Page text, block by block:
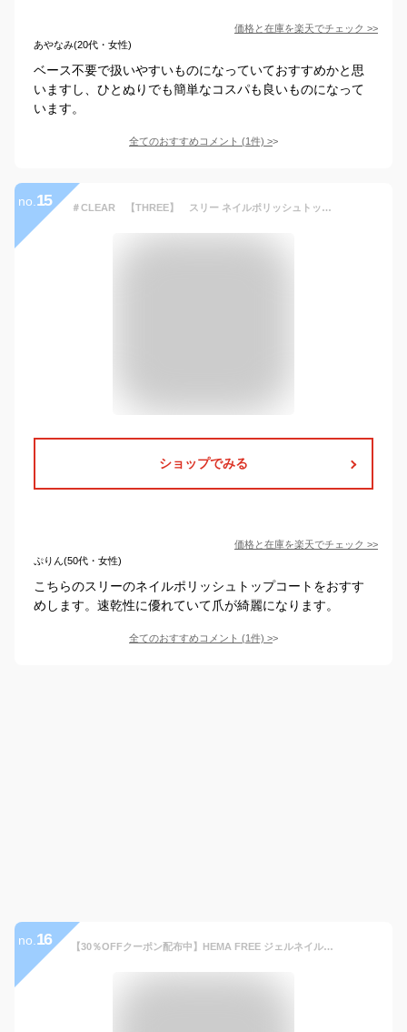
価格と在庫を楽天でチェック >>
あやなみ(20代・女性)
ベース不要で扱いやすいものになっていておすすめかと思
いますし、ひとぬりでも簡単なコスパも良いものになって
います。
全てのおすすめコメント (1件) >
no. 15 ＃CLEAR 【THREE】 スリー ネイルポリッシュトップコート 7mL ＃CLOUD CLEAR＜ネイル/トップコート＞＜THREE Nail Polish Topcoat＞
ショップでみる
価格と在庫を楽天でチェック >>
ぷりん(50代・女性)
こちらのスリーのネイルポリッシュトップコートをおすす
めします。速乾性に優れていて爪が綺麗になります。
全てのおすすめコメント (1件) >
no. 16 【30％OFFクーポン配布中】HEMA FREE ジェルネイル クリアジェル ベースジェル トップジェル ピールオフジェル マットジェル 低粘度 中粘度 高粘度 10g【メール便送料無料】トップコート ベースコート ノンワイプトップ セルフネイル ジェル ネイル